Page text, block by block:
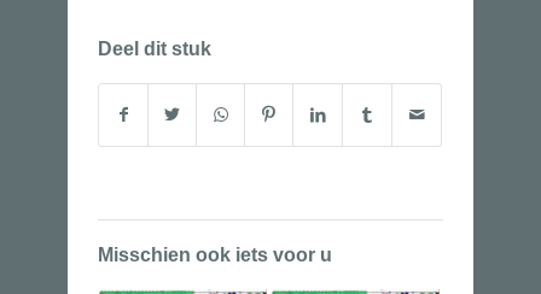
Deel dit stuk
Misschien ook iets voor u